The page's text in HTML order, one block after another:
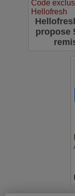
Code
Hellofresh
propose